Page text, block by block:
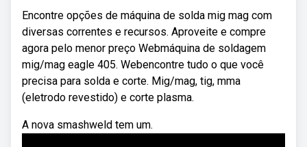
Encontre opções de máquina de solda mig mag com
diversas correntes e recursos. Aproveite e compre
agora pelo menor preço Webmáquina de soldagem
mig/mag eagle 405. Webencontre tudo o que você
precisa para solda e corte. Mig/mag, tig, mma
(eletrodo revestido) e corte plasma.
A nova smashweld tem um.